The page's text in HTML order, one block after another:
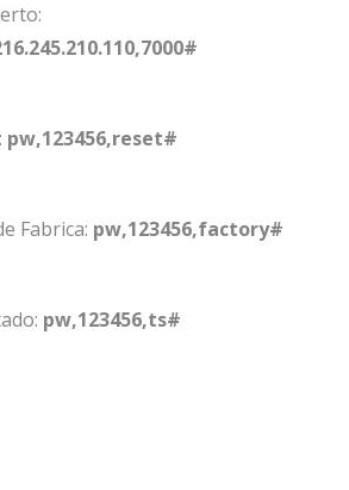
pw,123456,reset#
Fabrica: pw,123456,factory#
pw,123456,ts#